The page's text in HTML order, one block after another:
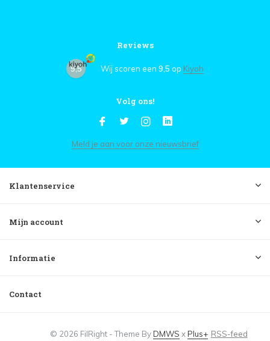
Reviews
9,5 Wij scoren een 9,5 op Kiyoh
Volg ons!
Meld je aan voor onze nieuwsbrief
Klantenservice
Mijn account
Informatie
Contact
© 2026 FilRight - Theme ByDMWS xPlus+ RSS-feed